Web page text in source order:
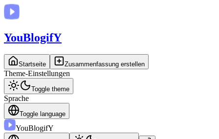
YouBlogifY
Startseite Zusammenfassung erstellen
Theme-Einstellungen
Toggle theme
Sprache
Toggle language
YouBlogifY